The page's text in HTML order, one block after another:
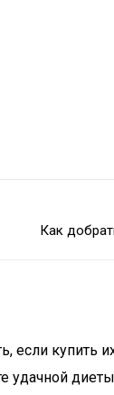
Как
купить